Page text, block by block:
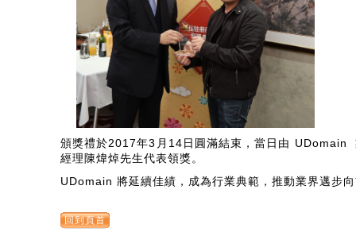
頒獎禮於2017年3月14日圓滿結束，當日由 UDomain
經理陳煒焯先生代表領獎。
UDomain 將延續佳績，成為行業典範，推動業界邁步
回到頁首